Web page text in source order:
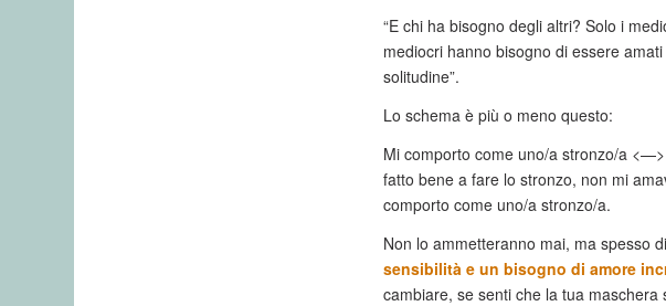
“E chi ha bisogno degli altri? Solo i
mediocri hanno bisogno di essere
solitudine”.
Lo schema è più o meno questo:
Mi comporto come uno/a stronzo/a
fatto bene a fare lo stronzo, non mi
comporto come uno/a stronzo/a.
Non lo ammetteranno mai, ma spesso
sensibilità e un bisogno di amore
cambiare, se senti che la tua